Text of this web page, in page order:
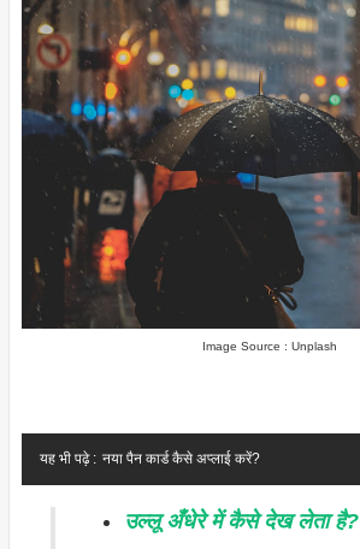
Image Source : Unplash
यह भी पढ़े : नया पैन कार्ड कैसे अप्लाई करें?
उल्लू अँधेरे में कैसे देख लेता है?